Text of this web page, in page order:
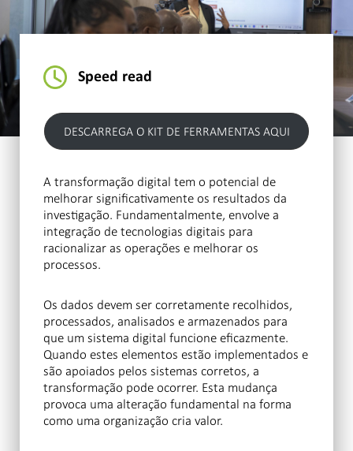
Speed read
DESCARREGA O KIT DE FERRAMENTAS AQUI
A transformação digital tem o potencial de
melhorar significativamente os resultados da
investigação. Fundamentalmente, envolve a
integração de tecnologias digitais para
racionalizar as operações e melhorar os
processos.
Os dados devem ser corretamente recolhidos,
processados, analisados e armazenados para
que um sistema digital funcione eficazmente.
Quando estes elementos estão implementados e
são apoiados pelos sistemas corretos, a
transformação pode ocorrer. Esta mudança
provoca uma alteração fundamental na forma
como uma organização cria valor.